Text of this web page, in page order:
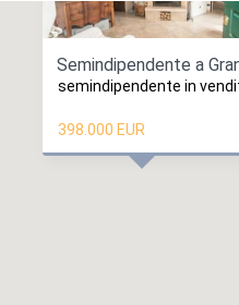
Semindipendente a
semindipendente in
398.000 EUR